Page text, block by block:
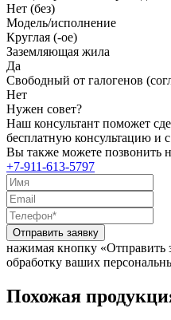
Нет (без)
Модель/исполнение
Круглая (-ое)
Заземляющая жила
Да
Свободный от галогенов
Нет
Нужен совет?
Наш консультант поможет
бесплатную консультацию и
Вы также можете позвонить
+7-911-613-5797
Отправить заявку
нажимая кнопку «Отправить
обработку ваших
Похожая